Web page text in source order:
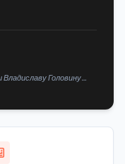
Владиславу Головину